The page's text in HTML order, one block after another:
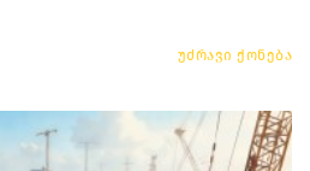
უძრავი ქონება